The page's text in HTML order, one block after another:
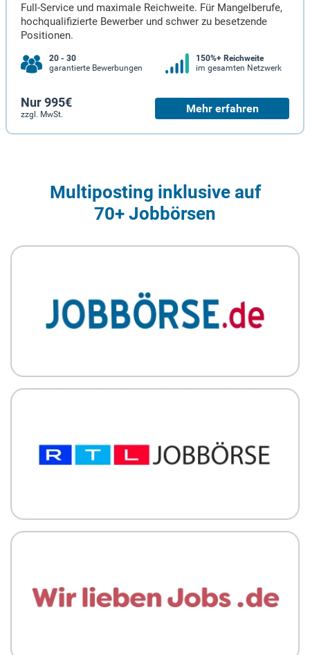
Full-Service und maximale Reichweite. Für Mangelberufe,
hochqualifizierte Bewerber und schwer zu besetzende
Positionen.
20 - 30
garantierte Bewerbungen
150%+ Reichweite
im gesamten Netzwerk
Nur 995€
zzgl. MwSt. Mehr erfahren
Multiposting inklusive auf
70+ Jobbörsen